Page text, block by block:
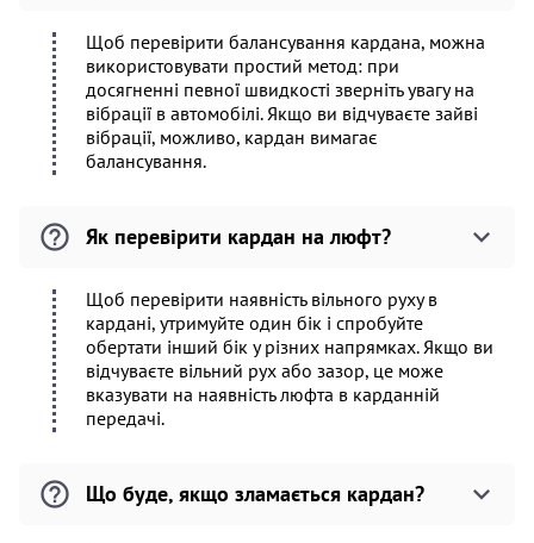
Щоб перевірити балансування кардана, можна
використовувати простий метод: при
досягненні певної швидкості зверніть увагу на
вібрації в автомобілі. Якщо ви відчуваєте зайві
вібрації, можливо, кардан вимагає
балансування.
Як перевірити кардан на люфт?
Щоб перевірити наявність вільного руху в
кардані, утримуйте один бік і спробуйте
обертати інший бік у різних напрямках. Якщо ви
відчуваєте вільний рух або зазор, це може
вказувати на наявність люфта в карданній
передачі.
Що буде, якщо зламається кардан?